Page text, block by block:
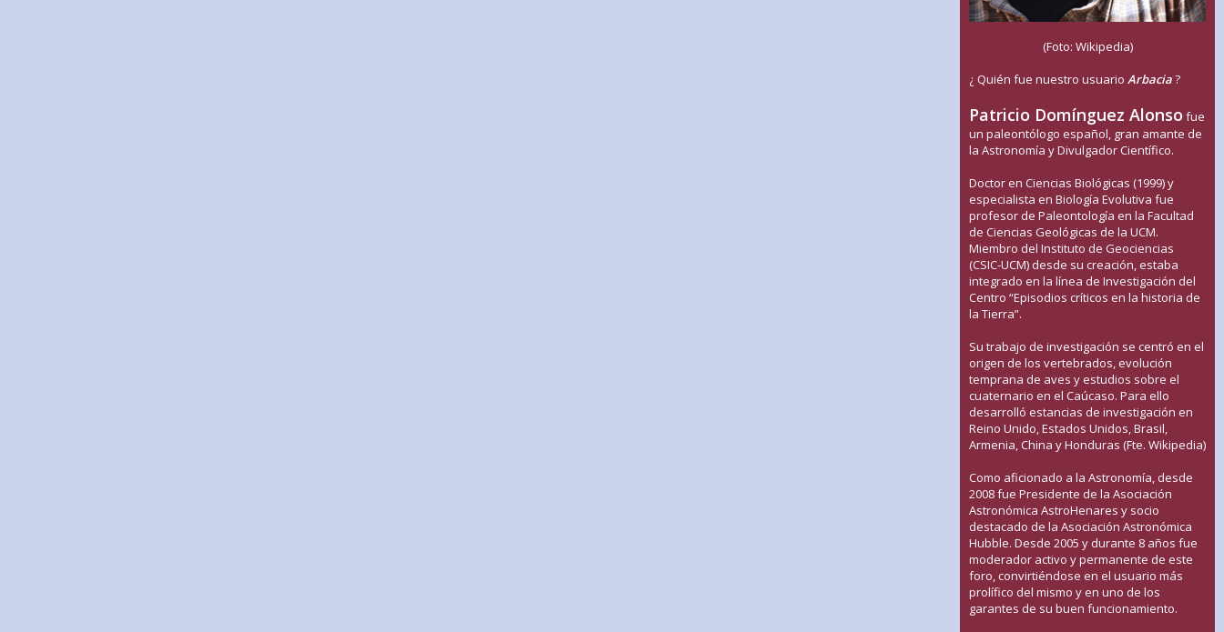
(Foto: Wikipedia)
¿ Quién fue nuestro usuario Arbacia?
Patricio Domínguez Alonso fue
un paleontólogo español, gran amante de
la Astronomía y Divulgador Científico.
Doctor en Ciencias Biológicas (1999) y
especialista en Biología Evolutiva fue
profesor de Paleontología en la Facultad
de Ciencias Geológicas de la UCM.
Miembro del Instituto de Geociencias
(CSIC-UCM) desde su creación, estaba
integrado en la línea de Investigación del
Centro “Episodios críticos en la historia de
la Tierra”.
Su trabajo de investigación se centró en el
origen de los vertebrados, evolución
temprana de aves y estudios sobre el
cuaternario en el Caúcaso. Para ello
desarrolló estancias de investigación en
Reino Unido, Estados Unidos, Brasil,
Armenia, China y Honduras (Fte. Wikipedia)
Como aficionado a la Astronomía, desde
2008 fue Presidente de la Asociación
Astronómica AstroHenares y socio
destacado de la Asociación Astronómica
Hubble. Desde 2005 y durante 8 años fue
moderador activo y permanente de este
foro, convirtiéndose en el usuario más
prolífico del mismo y en uno de los
garantes de su buen funcionamiento.